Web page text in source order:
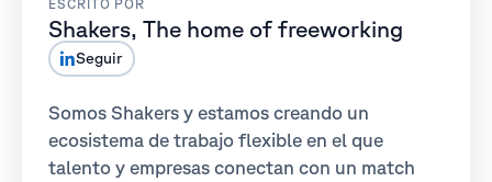
ESCRITO POR
Shakers, The home of freeworking
Seguir
Somos Shakers y estamos creando un
ecosistema de trabajo flexible en el que
talento y empresas conectan con un match